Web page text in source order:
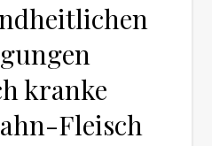
kranke
Fleisch